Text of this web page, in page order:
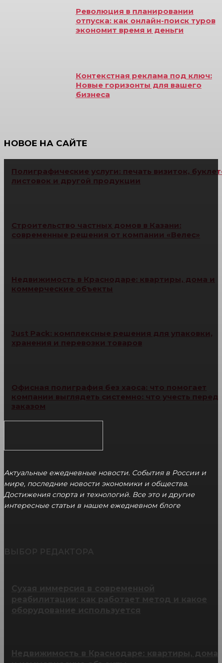
Революция в планировании
отпуска: как онлайн-поиск туров
экономит время и деньги
Контекстная реклама под ключ:
Новые горизонты для вашего
бизнеса
НОВОЕ НА САЙТЕ
Полиграфические услуги: печать визиток,
листовок и другой продукции
Строительство частных домов в Казани:
современные решения от компании «Велес»
Недвижимость в Краснодаре: квартиры, дома и
коммерческие объекты
Just Pack: комплексные решения для упаковки,
хранения и перевозки товаров
Офисная полиграфия без хаоса: что помогает
компании выглядеть системно: что учесть перед
заказом
Актуальные ежедневные новости. События в России и
мире, последние новости экономики и общества.
Достижения спорта и технологий. Все это и другие
интересные статьи в нашем ежедневном блоге
Недвижимость в Краснодаре: квартиры, дома